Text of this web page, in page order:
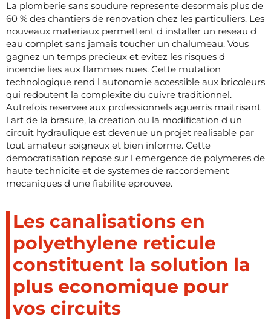
La plomberie sans soudure represente desormais plus de
60 % des chantiers de renovation chez les particuliers. Les
nouveaux materiaux permettent d installer un reseau d
eau complet sans jamais toucher un chalumeau. Vous
gagnez un temps precieux et evitez les risques d
incendie lies aux flammes nues. Cette mutation
technologique rend l autonomie accessible aux bricoleurs
qui redoutent la complexite du cuivre traditionnel.
Autrefois reservee aux professionnels aguerris maitrisant
l art de la brasure, la creation ou la modification d un
circuit hydraulique est devenue un projet realisable par
tout amateur soigneux et bien informe. Cette
democratisation repose sur l emergence de polymeres de
haute technicite et de systemes de raccordement
mecaniques d une fiabilite eprouvee.
Les canalisations en
polyethylene reticule
constituent la solution la
plus economique pour
vos circuits